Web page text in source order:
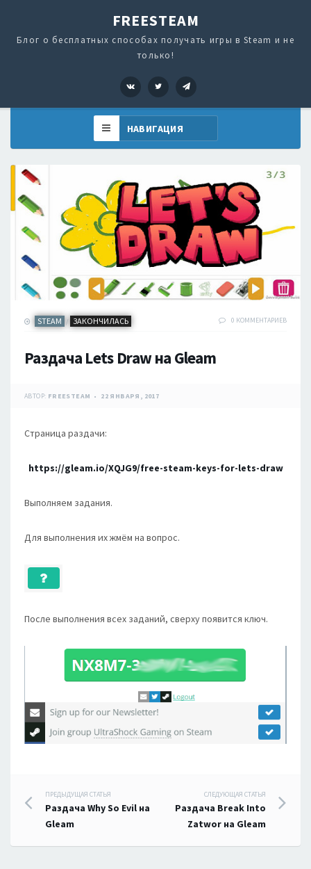
FREESTEAM
Блог о бесплатных способах получать игры в Steam и не
только!
VK Twitter
STEAM / ЗАКОНЧИЛАСЬ 0 КОММЕНТАРИЕВ
Раздача Lets Draw на Gleam
АВТОР: FREESTEAM 22 ЯНВАРЯ, 2017
Страница раздачи:
https://gleam.io/XQJG9/free-steam-keys-for-lets-draw
Выполняем задания.
Для выполнения их жмём на вопрос.
После выполнения всех заданий, сверху появится ключ.
Навигация
по
записям
ПРЕДЫДУЩАЯ СТАТЬЯ
Раздача Why So Evil на
Gleam
СЛЕДУЮЩАЯ СТАТЬЯ
Раздача Break Into
Zatwor на Gleam